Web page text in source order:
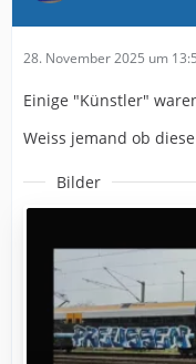
28. November 2025 um
Einige "Künstler"
Weiss jemand ob
Bilder